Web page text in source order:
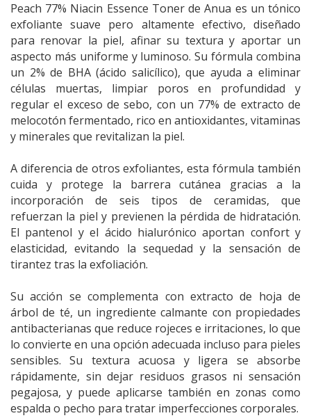
Peach 77% Niacin Essence Toner de Anua es un tónico
exfoliante suave pero altamente efectivo, diseñado
para renovar la piel, afinar su textura y aportar un
aspecto más uniforme y luminoso. Su fórmula combina
un 2% de BHA (ácido salicílico), que ayuda a eliminar
células muertas, limpiar poros en profundidad y
regular el exceso de sebo, con un 77% de extracto de
melocotón fermentado, rico en antioxidantes, vitaminas
y minerales que revitalizan la piel.
A diferencia de otros exfoliantes, esta fórmula también
cuida y protege la barrera cutánea gracias a la
incorporación de seis tipos de ceramidas, que
refuerzan la piel y previenen la pérdida de hidratación.
El pantenol y el ácido hialurónico aportan confort y
elasticidad, evitando la sequedad y la sensación de
tirantez tras la exfoliación.
Su acción se complementa con extracto de hoja de
árbol de té, un ingrediente calmante con propiedades
antibacterianas que reduce rojeces e irritaciones, lo que
lo convierte en una opción adecuada incluso para pieles
sensibles. Su textura acuosa y ligera se absorbe
rápidamente, sin dejar residuos grasos ni sensación
pegajosa, y puede aplicarse también en zonas como
espalda o pecho para tratar imperfecciones corporales.